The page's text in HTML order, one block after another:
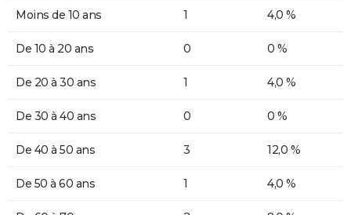
Moins de 10 ans 1 4,0 %
De 10 à 20 ans 0 0 %
De 20 à 30 ans 1 4,0 %
De 30 à 40 ans 0 0 %
De 40 à 50 ans 3 12,0 %
De 50 à 60 ans 1 4,0 %